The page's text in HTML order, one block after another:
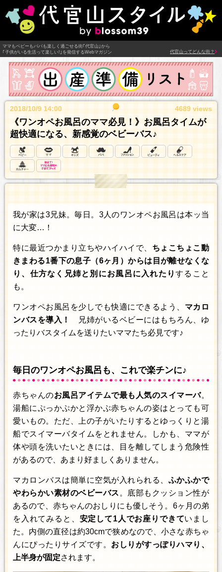
ママもベビーもパパも楽しく過ごせる街｢代官山｣から
｢子供がいる生活って楽しい!｣を発信するWebマガジン
代官山ってどんな街？
2018/10/9 14:00 4689 views
《ワンオペお風呂のママ必見！》お風呂タイムが
超快適になる、新感覚のベビーバス♪
我が家は3兄妹。毎日。3人のワンオペお風呂は本ッ当
に大変…！
特に最近つかまり立ちやハイハイで、 ちょこちょこ動
きまわる1番下の息子（6ヶ月）からは目が離せなくな
り、仕方なく兄姉と別にお風呂に入れたりすること
も。
ワンオペお風呂を少しでも快適にできるよう、 マカロ
ンバスを導入！
兄姉がいるベビーにはもちろん、ゆ
ったりバスタイムを送りたいママたち必見です♪
毎日のワンオペお風呂も、これで楽チンに♪
赤ちゃんのお風呂アイテムで最も人気のスイマーバ。
湯船にぷっかぷかと浮かぶ赤ちゃんの姿はとっても可
愛いもの。ただ、上の子がいたりするとゆっくりと湯
船でスイマーバタイムをとれません。しかも、ママが
体や頭を洗いたいときには、目を離してしまう危険性
があるので、あまり好ましくありません。
マカロンバスは簡単に空気が入れられる、 ふかふかで
やわらかい素材のベビーバス 。底部もクッション性が
あるので、赤ちゃんのおしりにも優しそう。6ヶ月の弟
を入れてみると、 安定して1人でお座りできていまし
た。内側の直径は約30cmで狭めなので、小さな赤ちゃ
んにぴったりサイズです。 おしりがすっぽりハマり、
上半身が固定されます。